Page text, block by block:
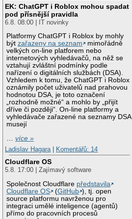
EK: ChatGPT i Roblox mohou spadat
pod přísnější pravidla
6.8. 08:00 | IT novinky
Platformy ChatGPT i Roblox by mohly
býtzařazeny na seznam
mimořádně
velkých on-line platforem nebo
internetových vyhledávačů, na něž se
vztahují zvláštní podmínky podle
nařízení o digitálních službách (DSA).
Vzhledem k tomu, že ChatGPT i Roblox
oznámily počet uživatelů nad prahovou
hodnotou DSA, je toto označení
„rozhodně možné“ a mohlo by „přijít
dříve či později“. On-line platformy a
vyhledávače zařazené na seznamy DSA
musejí
…více »
Ladislav Hagara | Komentářů: 14
Cloudflare OS
5.8. 17:00 | Zajímavý software
Společnost Cloudflare představila
Cloudflare OS
(GitHub ), tj. open
source platformu navrženou pro
integraci umělé inteligence (agentů)
přímo do pracovních procesů